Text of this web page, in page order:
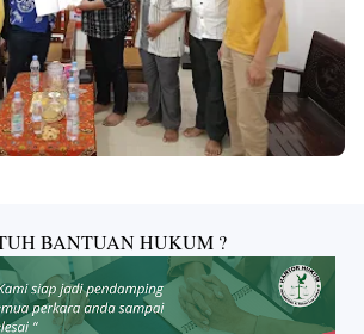
BANTUAN HUKUM ?